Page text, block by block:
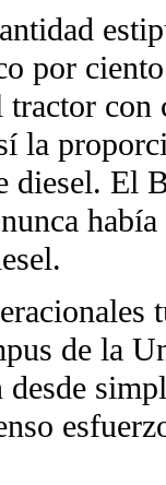
por
con
la
diesel. El
de la
desde